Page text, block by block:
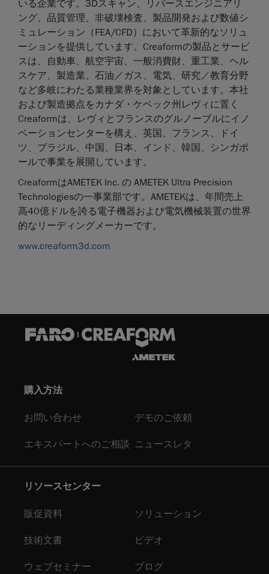
いる企業です。3Dスキャン、リバースエンジニアリ
ング、品質管理、非破壊検査、製品開発および数値シ
ミュレーション（FEA/CFD）において革新的なソリュ
ーションを提供しています。Creaformの製品とサービ
スは、自動車、航空宇宙、一般消費財、重工業、ヘル
スケア、製造業、石油／ガス、電気、研究／教育分野
など多岐にわたる業種業界を対象としています。本社
および製造拠点をカナダ・ケベック州レヴィに置く
Creaformは、レヴィとフランスのグルノーブルにイノ
ベーションセンターを構え、英国、フランス、ドイ
ツ、ブラジル、中国、日本、インド、韓国、シンガポ
ールで事業を展開しています。
CreaformはAMETEK Inc. の AMETEK Ultra Precision
Technologiesの一事業部です。AMETEKは、年間売上
高40億ドルを誇る電子機器および電気機械装置の世界
的なリーディングメーカーです。
www.creaform3d.com
購入方法
お問い合わせ デモのご依頼
エキスパートへのご相談 ニュースレタ
リソースセンター
販促資料 ソリューション
技術文書 ビデオ
ウェブセミナー ブログ